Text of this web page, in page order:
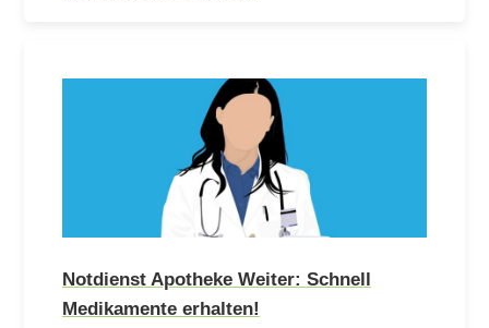
Notdienst Apotheke Weiter: Schnell
Medikamente erhalten!